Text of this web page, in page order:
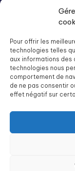
Pour offrir les
technologies telles
aux informations des
technologies nous
comportement de
de ne pas consentir
effet négatif sur
Groupe SOS
ARPAVIE est une